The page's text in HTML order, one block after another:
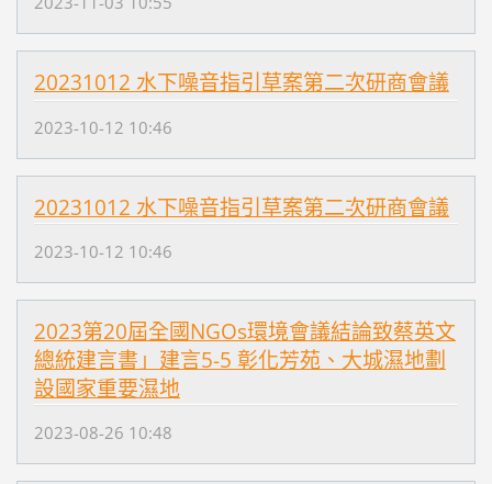
20231012 水下噪音指引草案第二次研商會議
2023-10-12 10:46
20231012 水下噪音指引草案第二次研商會議
2023-10-12 10:46
2023第20屆全國NGOs環境會議結論致蔡英文
總統建言書」建言5-5 彰化芳苑、大城濕地劃
設國家重要濕地
2023-08-26 10:48